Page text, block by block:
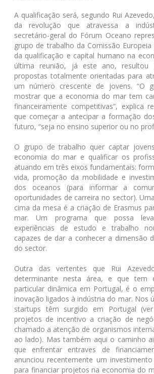
A qualificação será, segundo Rui
da revolução que atravessa a
secretário-geral do Fórum Oceano
grupo de trabalho da Comissão
da qualificação e capital humano na
última reunião, já este ano, resultou
propostas totalmente orientadas para
um número crescente de jovens. “O
mostrar que a economia do mar tem
financeiramente competitivas”, explica
que começar a antecipar a formação
futuro, “seja no ensino superior ou no
O grupo de trabalho quer captar
economia do mar e qualificar os
atuando em três eixos fundamentais:
vida, promoção da mobilidade e
dos oceanos (para informar a
oportunidades de carreira no sector).
cima da mesa é a criação de Erasmus
mar. Um programa que possa
experiências de estudo e trabalho
capazes de dar a conhecer a dimensão
do sector.
Outra das vertentes que Rui
determinante nesta área, e que tem
particular dinâmica em Portugal, é o
inovação ligados à indústria do mar. Nos
startups têm surgido em Portugal
projetos de incentivo a criação de
chamado a atenção de organismos
ao lado). Mas também aqui o caminho
que enfrentar entraves de
anunciou recentemente um
para financiar projetos na economia do